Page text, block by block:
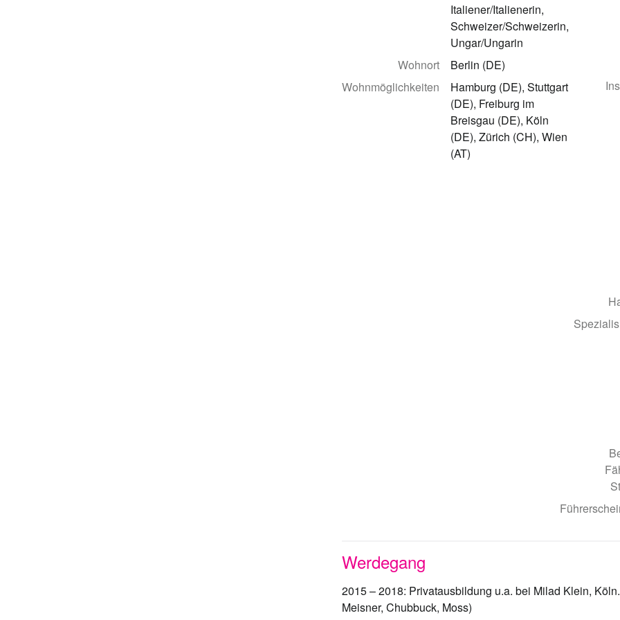
Italiener/Italienerin,
Schweizer/Schweizerin,
Ungar/Ungarin
Wohnort
Berlin (DE)
Wohnmöglichkeiten
Hamburg (DE), Stuttgart
(DE), Freiburg im
Breisgau (DE), Köln
(DE), Zürich (CH), Wien
(AT)
Werdegang
2015 – 2018: Privatausbildung u.a. bei Milad Klein,
Meisner, Chubbuck, Moss)